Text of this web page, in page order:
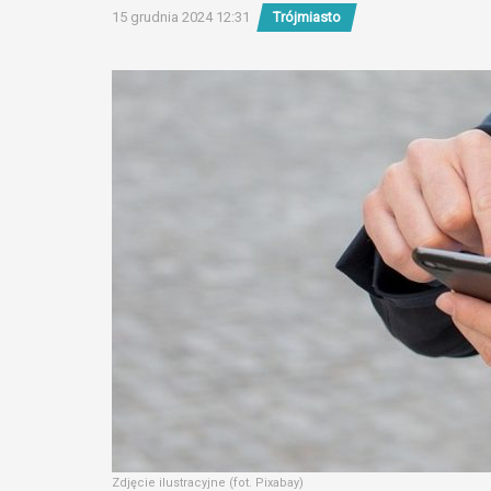
15 grudnia 2024 12:31 Trójmiasto
Zdjęcie ilustracyjne (fot. Pixabay)